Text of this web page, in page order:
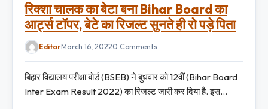
रिक्शा चालक का बेटा बना Bihar Board का
आर्ट्स टॉपर, बेटे का रिजल्ट सुनते ही रो पड़े पिता
EditorMarch 16, 20220 Comments
बिहार विद्यालय परीक्षा बोर्ड (BSEB) ने बुधवार को 12वीं (Bihar Board
Inter Exam Result 2022) का रिजल्ट जारी कर दिया है. इस…